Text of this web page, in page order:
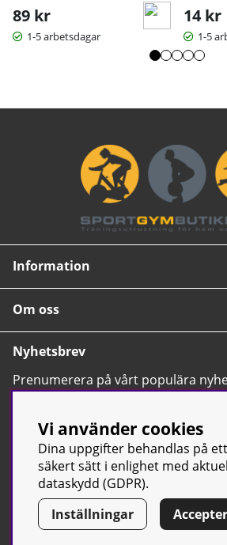
89 kr
1-5 arbetsdagar
14 kr
1-5
Information
Om oss
Nyhetsbrev
Prenumerera på vårt populära
tips, nyheter och våra allra bästa
© Sport & Gym Butiken JTC AB | Kontakta
| Org.nr: 556668-7058 | Tel: 0500-42 87 00
Vi använder cookies
Dina uppgifter behandlas på
säkert sätt i enlighet med
dataskydd (GDPR).
Inställningar